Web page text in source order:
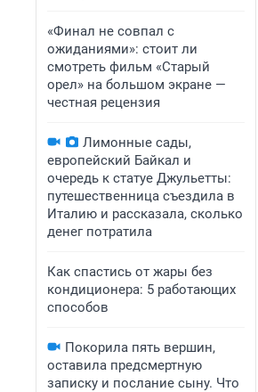
«Финал не совпал с
ожиданиями»: стоит ли
смотреть фильм «Старый
орел» на большом экране —
честная рецензия
Лимонные сады,
европейский Байкал и
очередь к статуе Джульетты:
путешественница съездила в
Италию и рассказала, сколько
денег потратила
Как спастись от жары без
кондиционера: 5 работающих
способов
Покорила пять вершин,
оставила предсмертную
записку и послание сыну. Что